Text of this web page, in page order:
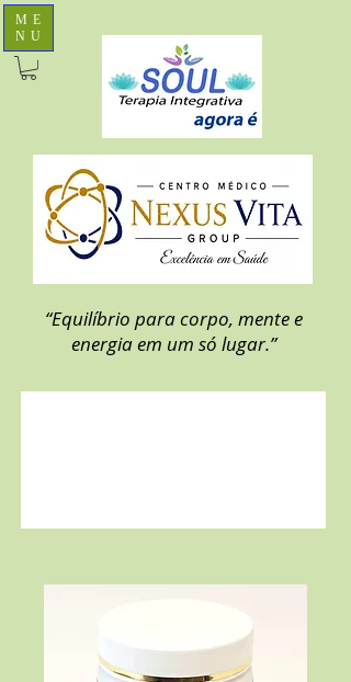
ME
NU
“Equilíbrio para corpo, mente e
energia em um só lugar.”